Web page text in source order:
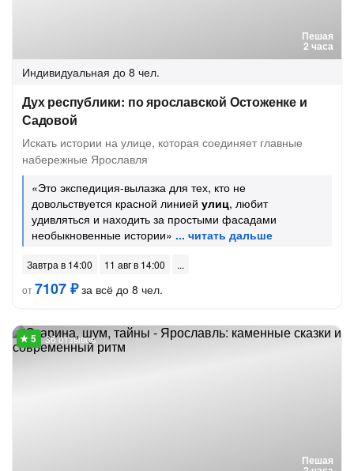
Пешая
2 часа
Индивидуальная до 8 чел.
Дух республики: по ярославской Остоженке и
Садовой
Искать истории на улице, которая соединяет главные
набережные Ярославля
«Это экспедиция-вылазка для тех, кто не
довольствуется красной линией улиц, любит
удивляться и находить за простыми фасадами
необыкновенные истории»
Завтра в 14:00
11 авг в 14:00
от7107 ₽за всё до 8 чел.
Пешая
36 отзывов